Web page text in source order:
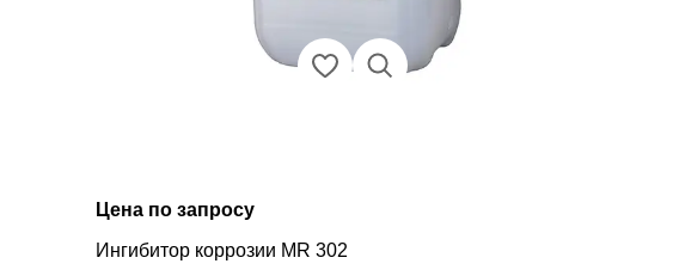
Цена по запросу
Ингибитор коррозии MR 302